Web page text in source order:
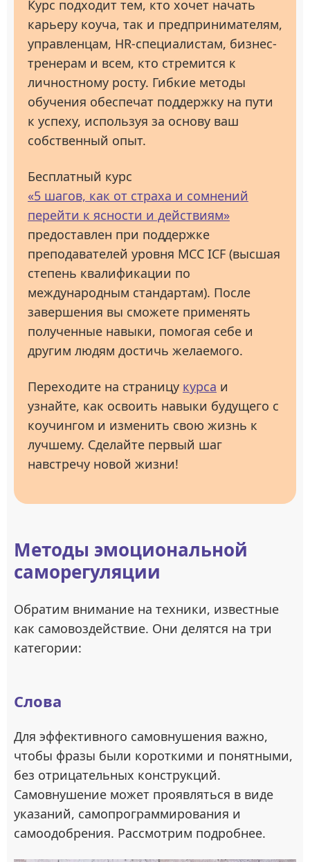
Курс подходит тем, кто хочет начать
карьеру коуча, так и предпринимателям,
управленцам, HR-специалистам, бизнес-
тренерам и всем, кто стремится к
личностному росту. Гибкие методы
обучения обеспечат поддержку на пути
к успеху, используя за основу ваш
собственный опыт.
Бесплатный курс
«5 шагов, как от страха и сомнений
перейти к ясности и действиям»
предоставлен при поддержке
преподавателей уровня МСС ICF (высшая
степень квалификации по
международным стандартам). После
завершения вы сможете применять
полученные навыки, помогая себе и
другим людям достичь желаемого.
Переходите на страницу курса и
узнайте, как освоить навыки будущего с
коучингом и изменить свою жизнь к
лучшему. Сделайте первый шаг
навстречу новой жизни!
Методы эмоциональной
саморегуляции
Обратим внимание на техники, известные
как самовоздействие. Они делятся на три
категории:
Слова
Для эффективного самовнушения важно,
чтобы фразы были короткими и понятными,
без отрицательных конструкций.
Самовнушение может проявляться в виде
указаний, самопрограммирования и
самоодобрения. Рассмотрим подробнее.